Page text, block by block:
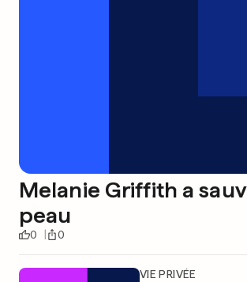
Melanie Griffith a
peau
0 0
VIE PRIVÉE